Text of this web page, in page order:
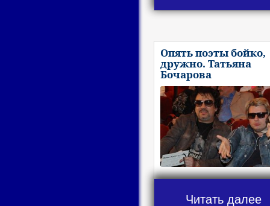
Опять поэты бойко,
дружно. Татьяна
Бочарова
Читать далее